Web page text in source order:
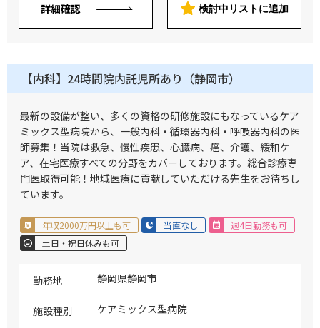
詳細確認 検討中リストに追加
【内科】24時間院内託児所あり（静岡市）
最新の設備が整い、多くの資格の研修施設にもなっているケア
ミックス型病院から、一般内科・循環器内科・呼吸器内科の医
師募集！当院は救急、慢性疾患、心臓病、癌、介護、緩和ケ
ア、在宅医療すべての分野をカバーしております。総合診療専
門医取得可能！地域医療に貢献していただける先生をお待ちし
ています。
年収2000万円以上も可 当直なし
週4日勤務も可
土日・祝日休みも可
勤務地 静岡県静岡市
施設種別 ケアミックス型病院